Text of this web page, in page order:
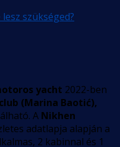
szükséged?
yacht 2022-ben
(Marina Baotić),
A Nikhen
adatlapja alapján a
2 kabinnal és 1